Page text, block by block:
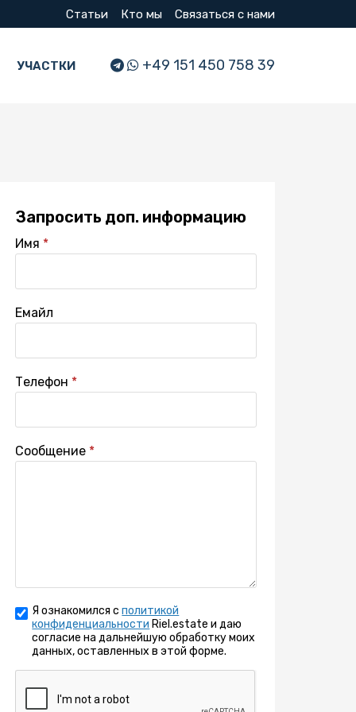
Статьи Кто мы Связаться с нами
УЧАСТКИ +49 151 450 758 39
Запросить доп. информацию
Имя
Емайл
Телефон
Сообщение
Я ознакомился сполитикой
конфиденциальности Riel.estate и даю
согласие на дальнейшую обработку моих
данных, оставленных в этой форме.